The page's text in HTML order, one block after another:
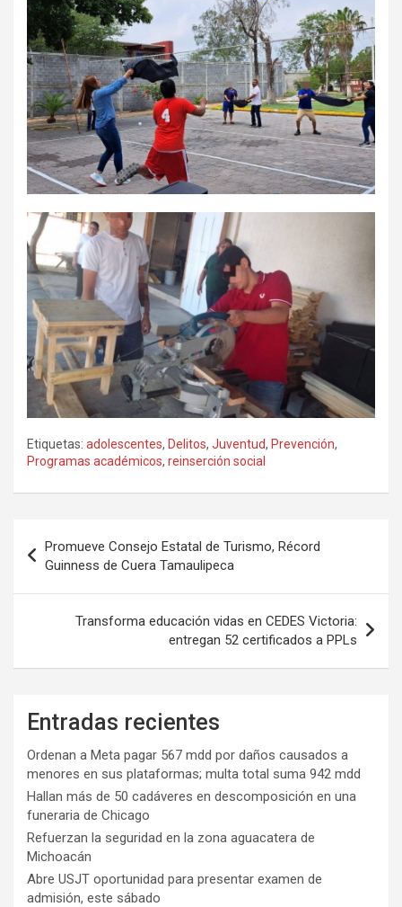
Etiquetas: adolescentes, Delitos, Juventud, Prevención,
Programas académicos, reinserción social
de
entradas
Promueve Consejo Estatal de Turismo, Récord
Guinness de Cuera Tamaulipeca
Transforma educación vidas en CEDES Victoria:
entregan 52 certificados a PPLs
Entradas recientes
Ordenan a Meta pagar 567 mdd por daños causados a
menores en sus plataformas; multa total suma 942 mdd
Hallan más de 50 cadáveres en descomposición en una
funeraria de Chicago
Refuerzan la seguridad en la zona aguacatera de
Michoacán
Abre USJT oportunidad para presentar examen de
admisión, este sábado